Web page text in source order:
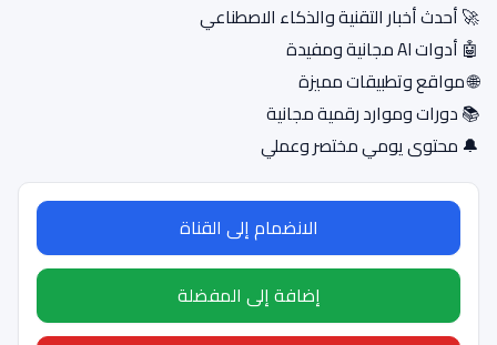
🚀 أحدث أخبار التقنية والذكاء الاصطناعي
🤖 أدوات AI مجانية ومفيدة
🌐 مواقع وتطبيقات مميزة
📚 دورات وموارد رقمية مجانية
🔔 محتوى يومي مختصر وعملي
الانضمام إلى القناة
إضافة إلى المفضلة